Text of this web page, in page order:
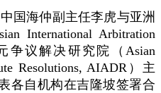
国海仲副主任李虎与亚洲
International Arbitration
争议解决研究院（Asian
Resolutions, AIADR）主
各自机构在吉隆坡签署合